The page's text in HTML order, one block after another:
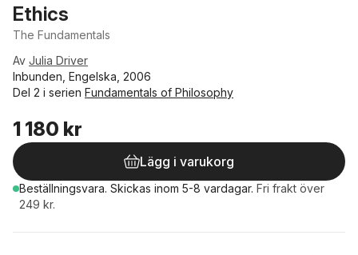
Ethics
The Fundamentals
Av Julia Driver
Inbunden, Engelska, 2006
Del 2 i serien Fundamentals of Philosophy
1 180 kr
Lägg i varukorg
Beställningsvara. Skickas inom 5-8 vardagar. Fri frakt över
249 kr.